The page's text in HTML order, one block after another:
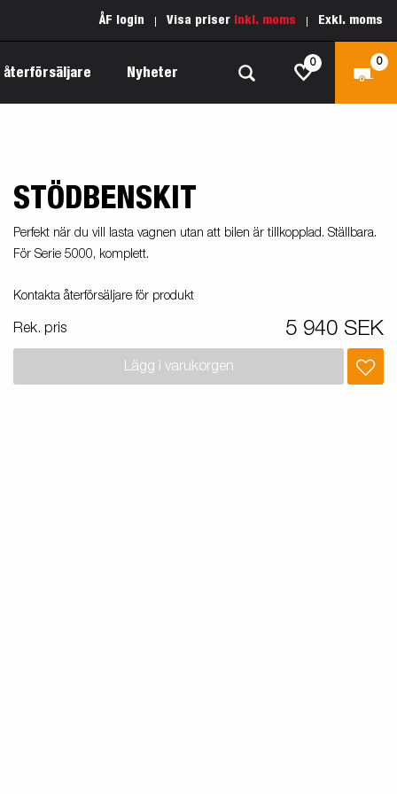
ÅF login Visa priser Inkl. moms Exkl. moms
Produktguide Allround
Produktguide Båt
Produktguide Fordonstransport
Produktguide Proffs
Produktguide Entreprenad
Reservdelar
Kärnvärden
Vår garantipolicy
Reservdelssök
Inredda släpvagnar
Fogelsta 1205 Limited Edition
återförsäljare Nyheter
0 0
STÖDBENSKIT
Perfekt när du vill lasta vagnen utan att bilen är tillkopplad. Ställbara.
För Serie 5000, komplett.
Kontakta återförsäljare för produkt
Rek. pris 5 940 SEK
Lägg i varukorgen